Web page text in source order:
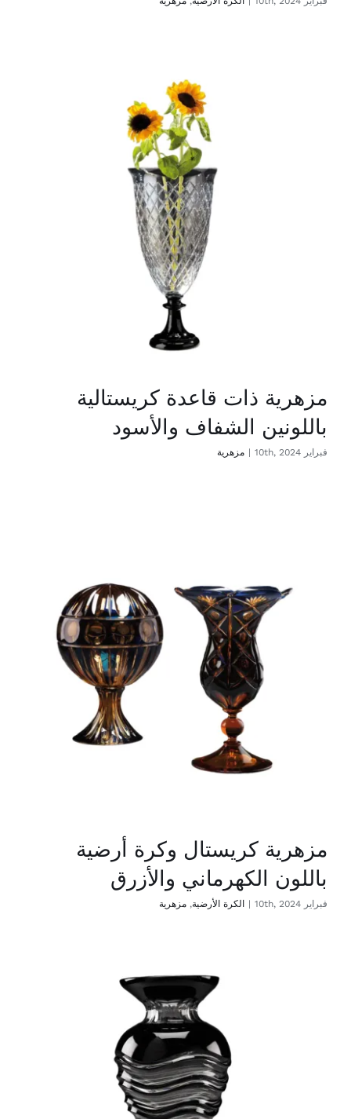
مزهرية ذات قاعدة كريستالية
باللونين الشفاف والأسود
فبراير 10th, 2024 | مزهرية
مزهرية كريستال وكرة أرضية
باللون الكهرماني والأزرق
فبراير 10th, 2024 | الكرة الأرضية, مزهرية